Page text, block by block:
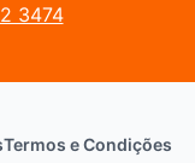
3474
Termos e Condições